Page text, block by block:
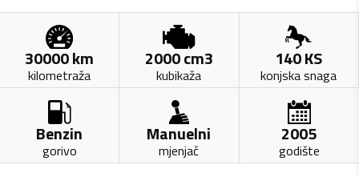
30000km
kilometraža
2000cm3
kubikaža
140KS
konjska snaga
Benzin
gorivo
Manuelni
mjenjač
2005
godište